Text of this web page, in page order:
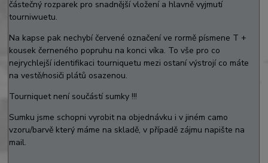
částečný rozparek pro snadnější vložení a hlavně vyjmutí
tourniwuetu.
Na kapse pak nechybí červené označení ve rormě písmene T +
kousek černeného popruhu na konci víka. To vše pro co
nejrychlejší identifikaci tourniquetu mezi ostaní výstrojí co máte
na vestě/nosiči plátů osazenou.
Tourniquet není součástí sumky !!!
Sumku jsme schopni vyrobit na objednávku i v jiném camo
vzoru/barvě který máme na skladě, v případě zájmu napište na
mail.